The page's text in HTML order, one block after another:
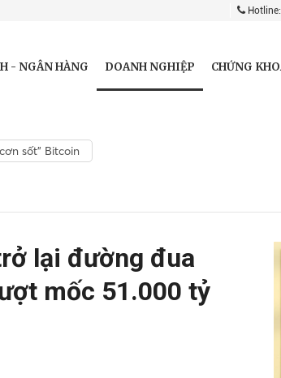
- NGÂN HÀNG DOANH NGHIỆP CHỨNG
sốt” Bitcoin
lại đường đua
mốc 51.000 tỷ